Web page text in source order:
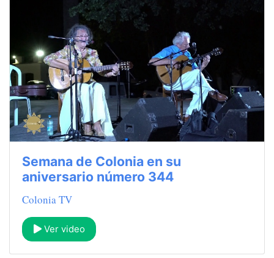
Semana de Colonia en su
aniversario número 344
Colonia TV
Ver video